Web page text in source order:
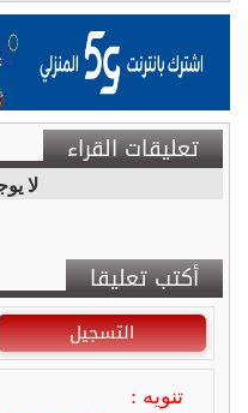
تعليقات القراء
لا
أكتب تعليقا
التسجيل
تنويه :